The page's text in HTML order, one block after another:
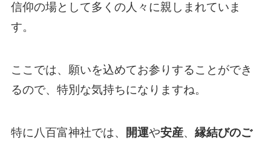
信仰の場として多くの人々に親しまれていま
す。
ここでは、願いを込めてお参りすることができ
るので、特別な気持ちになりますね。
特に八百富神社では、 開運や安産、 縁結びのご